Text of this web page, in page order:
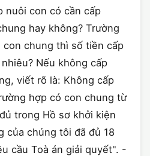
nuôi con có cần cấp
hay không? Trường
con chung thì số tiền cấp
Nếu không cấp
viết rõ là: Không cấp
hợp có con chung từ
trong Hồ sơ khởi kiện
của chúng tôi đã đủ 18
cầu Toà án giải quyết". -